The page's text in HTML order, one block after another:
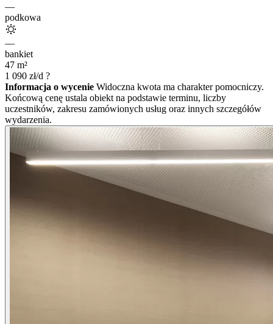
—
podkowa
—
bankiet
47 m²
1 090 zł/d ?
Informacja o wycenie Widoczna kwota ma charakter pomocniczy.
Końcową cenę ustala obiekt na podstawie terminu, liczby
uczestników, zakresu zamówionych usług oraz innych szczegółów
wydarzenia.